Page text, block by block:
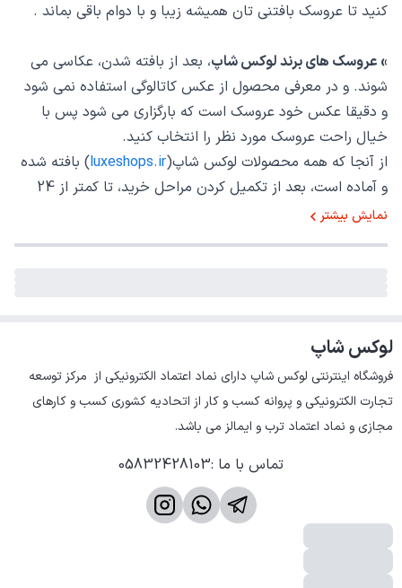
کنید تا عروسک بافتنی تان همیشه زیبا و با دوام باقی بماند .
» عروسک های برند لوکس شاپ، بعد از بافته شدن، عکاسی می
شوند. و در معرفی محصول از عکس کاتالوگی استفاده نمی شود
و دقیقا عکس خود عروسک است که بارگزاری می شود پس با
خیال راحت عروسک مورد نظر را انتخاب کنید.
از آنجا که همه محصولات لوکس شاپ(luxeshops.ir) بافته شده
و آماده است، بعد از تکمیل کردن مراحل خرید، تا کمتر از 24
ساعت به اداره پست یا تیپاکس، تحویل داده می شود.
نمایش بیشتر
لوکس شاپ
مجازی و نماد اعتماد ترب و ایمالز می باشد.
تماس با ما :
05832428103